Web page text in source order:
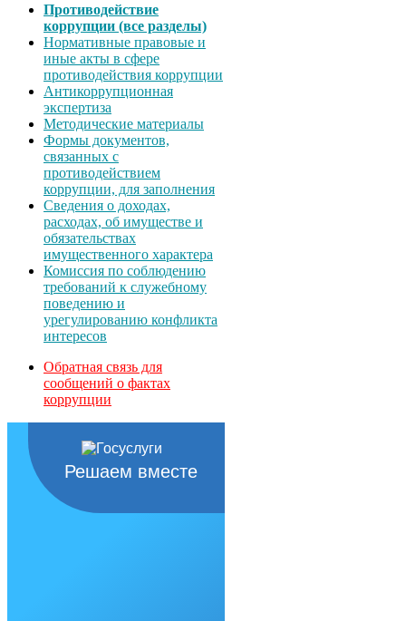
Противодействие
коррупции (все разделы)
Нормативные правовые и
иные акты в сфере
противодействия коррупции
Антикоррупционная
экспертиза
Методические материалы
Формы документов,
связанных с
противодействием
коррупции, для заполнения
Сведения о доходах,
расходах, об имуществе и
обязательствах
имущественного характера
Комиссия по соблюдению
требований к служебному
поведению и
урегулированию конфликта
интересов
Обратная связь для
сообщений о фактах
коррупции
Решаем вместе